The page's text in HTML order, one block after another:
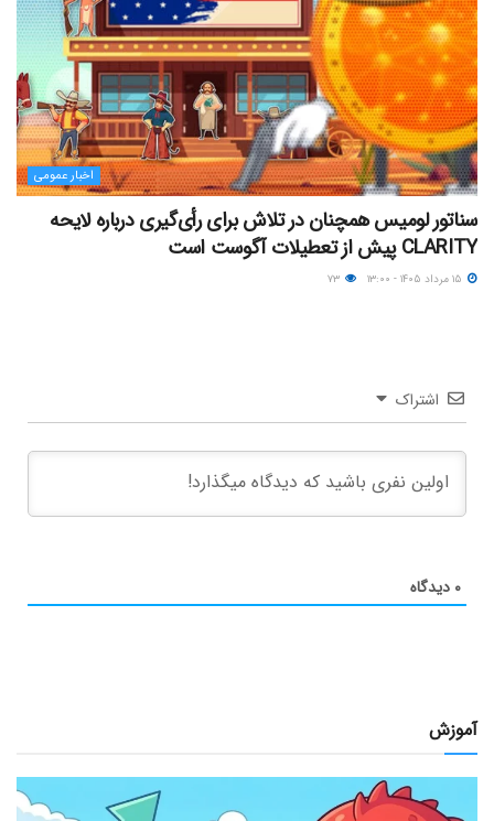
اخبار عمومی
سناتور لومیس همچنان در تلاش برای رأی‌گیری درباره لایحه
CLARITY پیش از تعطیلات آگوست است
اشتراک
۰ دیدگاه
آموزش